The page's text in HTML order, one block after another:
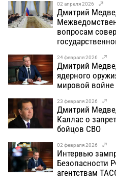
02 апреля 2026
Дмитрий
вопросам
24 февраля 2026
Дмитрий
ядерного
мировой войне
23 февраля 2026
Дмитрий
Каллас о
бойцов СВО
02 февраля 2026
Интервью
Безопасности
агентствам